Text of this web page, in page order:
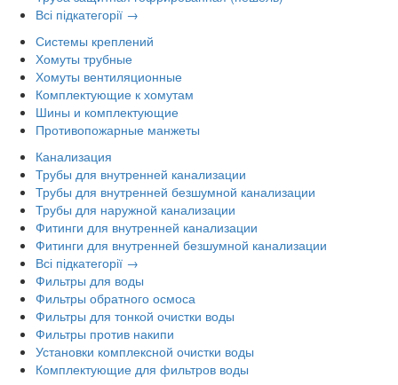
Всі підкатегорії →
Системы креплений
Хомуты трубные
Хомуты вентиляционные
Комплектующие к хомутам
Шины и комплектующие
Противопожарные манжеты
Канализация
Трубы для внутренней канализации
Трубы для внутренней безшумной канализации
Трубы для наружной канализации
Фитинги для внутренней канализации
Фитинги для внутренней безшумной канализации
Всі підкатегорії →
Фильтры для воды
Фильтры обратного осмоса
Фильтры для тонкой очистки воды
Фильтры против накипи
Установки комплексной очистки воды
Комплектующие для фильтров воды